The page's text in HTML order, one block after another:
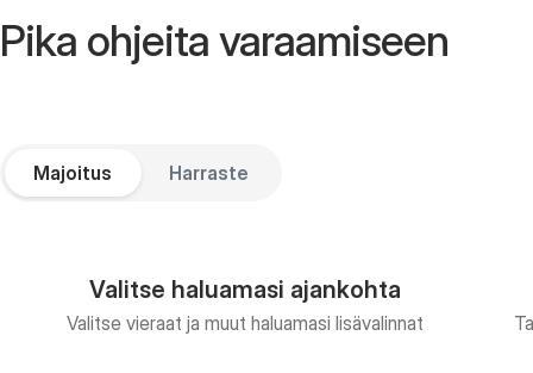
Pika ohjeita varaamiseen
Majoitus Harraste
Valitse haluamasi ajankohta
Valitse vieraat ja muut haluamasi lisävalinnat